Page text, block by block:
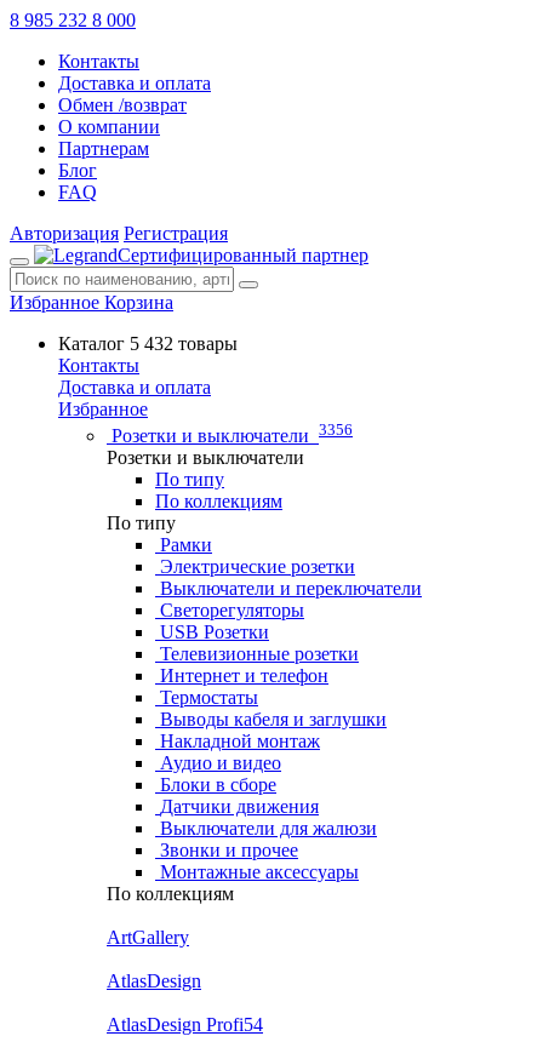
8 985 232 8 000
Контакты
Доставка и оплата
Обмен /возврат
О компании
Партнерам
Блог
FAQ
Авторизация Регистрация
Сертифицированный партнер
Избранное Корзина
Каталог 5 432 товары
Контакты
Доставка и оплата
Избранное
Розетки и выключатели 3356
Розетки и выключатели
По типу
По коллекциям
По типу
Рамки
Электрические розетки
Выключатели и переключатели
Светорегуляторы
USB Розетки
Телевизионные розетки
Интернет и телефон
Термостаты
Выводы кабеля и заглушки
Накладной монтаж
Аудио и видео
Блоки в сборе
Датчики движения
Выключатели для жалюзи
Звонки и прочее
Монтажные аксессуары
По коллекциям
ArtGallery
AtlasDesign
AtlasDesign Profi54